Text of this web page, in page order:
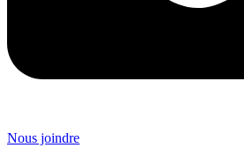
Nous joindre